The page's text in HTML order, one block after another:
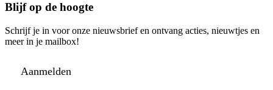
Blijf op de hoogte
Schrijf je in voor onze nieuwsbrief en ontvang acties, nieuwtjes en
meer in je mailbox!
Aanmelden